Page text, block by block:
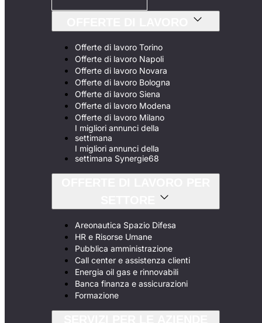
Offerte di lavoro Torino
Offerte di lavoro Napoli
Offerte di lavoro Novara
Offerte di lavoro Bologna
Offerte di lavoro Siena
Offerte di lavoro Modena
Offerte di lavoro Milano
I migliori annunci della
settimana
I migliori annunci della
settimana Synergie68
Areonautica Spazio Difesa
HR e Risorse Umane
Pubblica amministrazione
Call center e assistenza clienti
Energia oil gas e rinnovabili
Banca finanza e assicurazioni
Formazione